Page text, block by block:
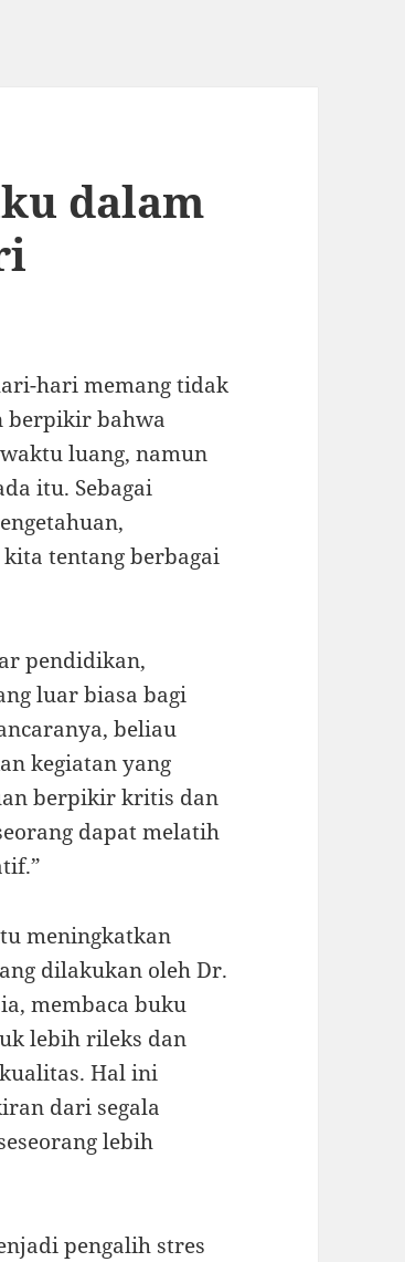
dalam
hari memang tidak
berpikir bahwa
luang, namun
itu. Sebagai
tentang berbagai
pendidikan,
luar biasa bagi
beliau
kegiatan yang
berpikir kritis dan
dapat melatih
meningkatkan
dilakukan oleh Dr.
membaca buku
lebih rileks dan
Hal ini
dari segala
lebih
pengalih stres